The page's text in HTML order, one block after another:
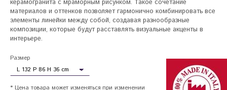
керамогранита с мраморным рисунком. Такое сочетание
материалов и оттенков позволяет гармонично комбинировать все
элементы линейки между собой, создавая разнообразные
композиции, которые будут расставлять визуальные акценты в
интерьере.
Размер
* Цена товара может изменяться при изменении